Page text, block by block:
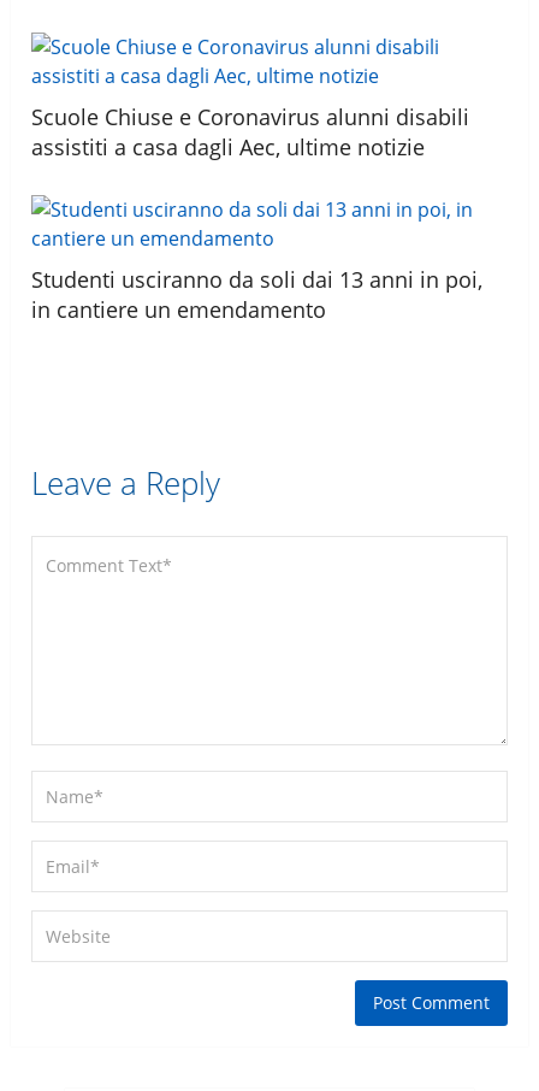
Scuole Chiuse e Coronavirus alunni disabili
assistiti a casa dagli Aec, ultime notizie
Studenti usciranno da soli dai 13 anni in poi,
in cantiere un emendamento
Leave a Reply